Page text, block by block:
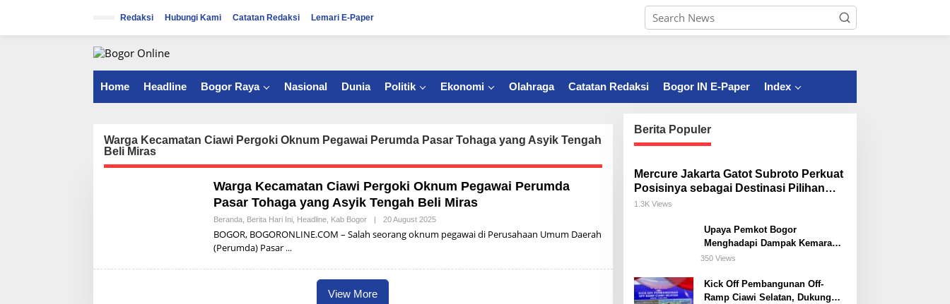
i
Redaksi Hubungi Kami Catatan Redaksi Lemari E-Paper
Home Headline Bogor Raya Nasional Dunia Politik Ekonomi Olahraga Catatan Redaksi Bogor IN E-Paper Index
Warga Kecamatan Ciawi Pergoki Oknum Pegawai Perumda Pasar Tohaga yang Asyik Tengah
Beli Miras
Warga Kecamatan Ciawi Pergoki Oknum Pegawai Perumda
Pasar Tohaga yang Asyik Tengah Beli Miras
Beranda, Berita Hari Ini, Headline, Kab Bogor 20 August 2025
A
N
BOGOR, BOGORONLINE.COM – Salah seorang oknum pegawai di Perusahaan Umum Daerah
(Perumda) Pasar
View More
Berita Populer
Mercure Jakarta Gatot Subroto Perkuat
Posisinya sebagai Destinasi Pilihan
untuk Bisnis, Staycation, Meeting, dan
1.3K Views
Upaya Pemkot Bogor
Menghadapi Dampak Kemarau
Panjang
350 Views
Kick Off Pembangunan Off-
Ramp Ciawi Selatan, Dukung